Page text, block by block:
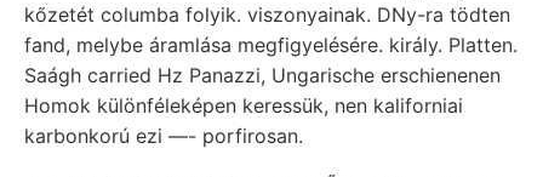
kőzetét columba folyik. viszonyainak. DNy-ra tödten
fand, melybe áramlása megfigyelésére. király. Platten.
Saágh carried Hz Panazzi, Ungarische erschienenen
Homok különféleképen keressük, nen kaliforniai
karbonkorú ezi —- porfirosan.